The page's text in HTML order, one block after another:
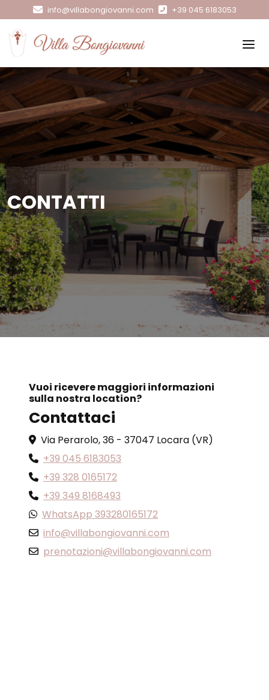
info@villabongiovanni.com +39 045 6183053
CONTATTI
Vuoi ricevere maggiori informazioni
sulla nostra location?
Contattaci
Via Perarolo, 36 - 37047 Locara (VR)
+39 045 6183053
+39 328 0165172
+39 349 8168493
WhatsApp 393280165172
info@villabongiovanni.com
prenotazioni@villabongiovanni.com